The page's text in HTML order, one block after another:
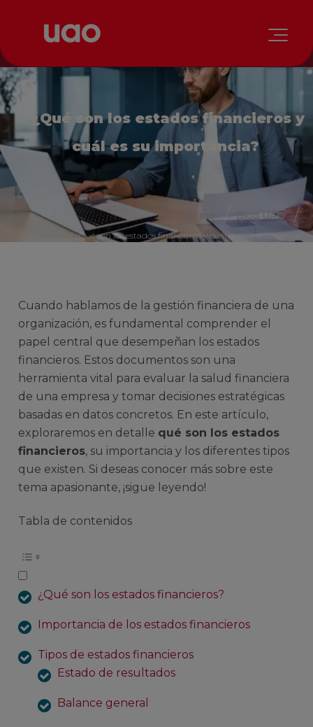
¿Qué son los estados financieros y
cuál es su importancia?
Home Blog UAO
¿Qué son los estados financieros y cuál es su importancia?
Cuando hablamos de la gestión financiera de una
organización, es fundamental comprender el
papel central que desempeñan los estados
financieros. Estos documentos son una
herramienta vital para evaluar la salud financiera
de una empresa y tomar decisiones estratégicas
basadas en datos concretos. En este artículo,
exploraremos en detalle qué son los estados
financieros, su importancia y los diferentes tipos
que existen. Si deseas conocer más sobre este
tema apasionante, ¡sigue leyendo!
Tabla de contenidos
¿Qué son los estados financieros?
Importancia de los estados financieros
Tipos de estados financieros
Estado de resultados
Balance general